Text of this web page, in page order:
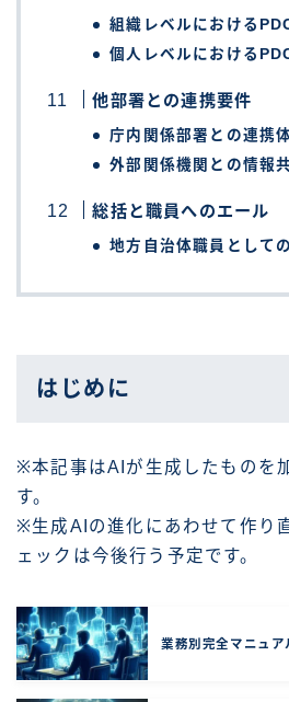
組織レベルにおける
個人レベルにおける
他部署との連携要件
庁内関係部署との連携
外部関係機関との情報
総括と職員へのエール
地方自治体職員として
はじめに
※本記事はAIが生成したものを
す。
※生成AIの進化にあわせて作り
ェックは今後行う予定です。
業務別完全マニュア